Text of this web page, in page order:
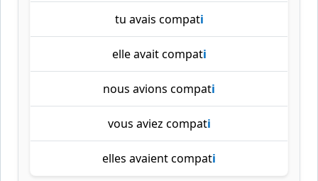
tu avais compati
elle avait compati
nous avions compati
vous aviez compati
elles avaient compati